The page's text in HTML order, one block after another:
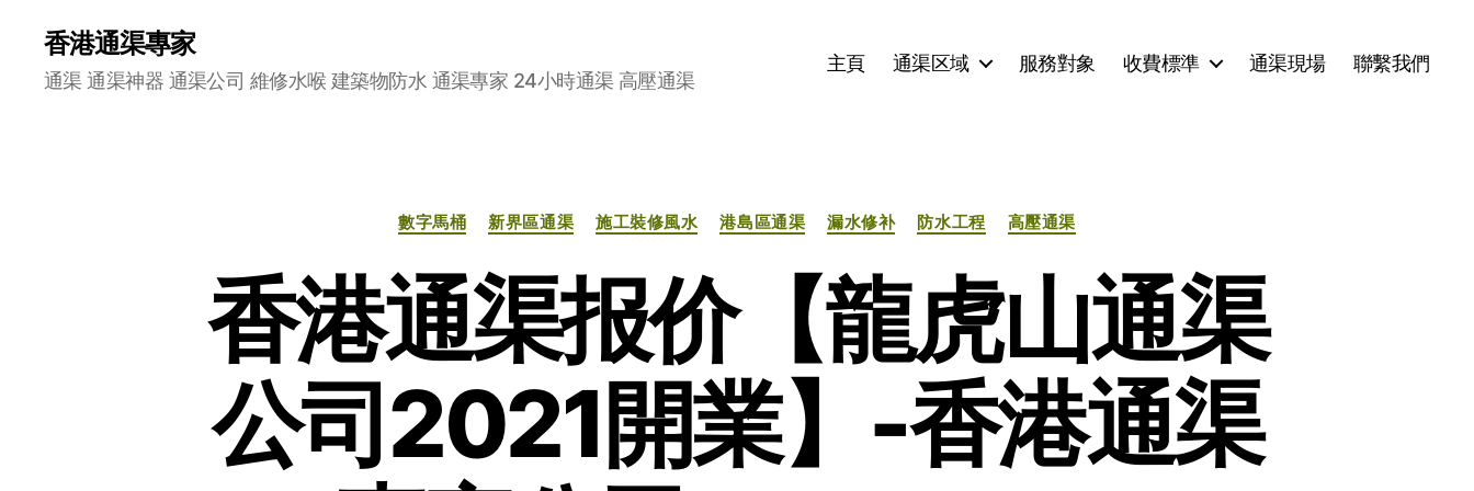
香港通渠專家
通渠 通渠神器 通渠公司 維修水喉 建築物防水 通渠專家 24小時通渠 高壓通渠
主頁 通渠区域 服務對象 收費標準 通渠現場 聯繫我們
分
类
數字馬桶 新界區通渠 施工裝修風水 港島區通渠 漏水修补 防水工程 高壓通渠
香港通渠报价【龍虎山通渠
公司2021開業】-香港通渠